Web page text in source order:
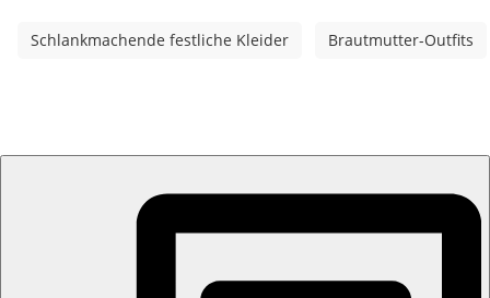
Schlankmachende festliche Kleider Brautmutter-Outfits